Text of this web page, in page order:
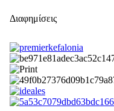
Διαφημίσεις